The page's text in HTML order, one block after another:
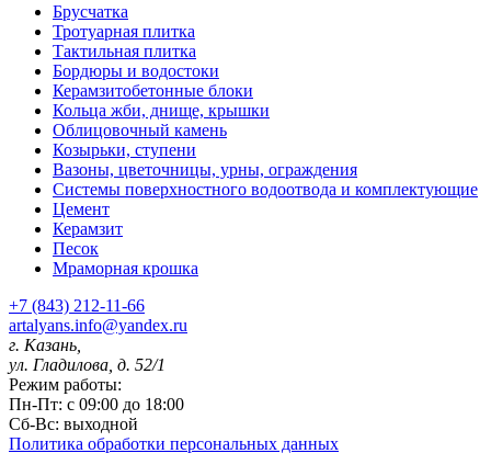
Брусчатка
Тротуарная плитка
Тактильная плитка
Бордюры и водостоки
Керамзитобетонные блоки
Кольца жби, днище, крышки
Облицовочный камень
Козырьки, ступени
Вазоны, цветочницы, урны, ограждения
Системы поверхностного водоотвода и комплектующие
Цемент
Керамзит
Песок
Мраморная крошка
+7 (843) 212-11-66
artalyans.info@yandex.ru
г. Казань,
ул. Гладилова, д. 52/1
Режим работы:
Пн-Пт: с 09:00 до 18:00
Сб-Вс: выходной
Политика обработки персональных данных